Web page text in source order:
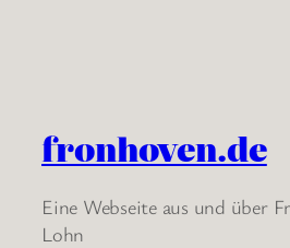
fronhoven.de
Eine Webseite aus und über
Lohn